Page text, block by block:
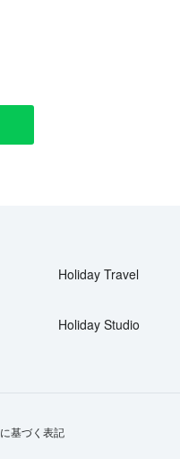
Holiday Travel
Holiday Studio
基づく表記